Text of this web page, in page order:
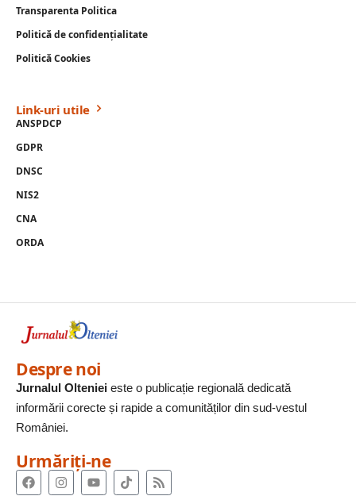
Transparenta Politica
Politică de confidențialitate
Politică Cookies
Link-uri utile
ANSPDCP
GDPR
DNSC
NIS2
CNA
ORDA
Despre noi
Jurnalul Olteniei este o publicație regională dedicată
informării corecte și rapide a comunităților din sud-vestul
României.
Urmăriți-ne